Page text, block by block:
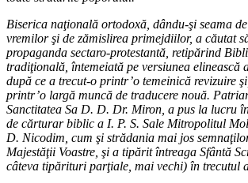
Biserica naţională ortodoxă, dându-şi seama
vremilor şi de zămislirea primejdiilor, a căutat
propaganda sectaro-protestantă, retipărind
tradiţională, întemeiată pe versiunea elinească
după ce a trecut-o printr’o temeinică revizuire
printr’o largă muncă de traducere nouă.
Sanctitatea Sa D. D. Dr. Miron, a pus la lucru
de cărturar biblic a I. P. S. Sale Mitropolitul
D. Nicodim, cum şi strădania mai jos
Majestăţii Voastre, şi a tipărit întreaga Sfântă
câteva tipărituri parţiale, mai vechi) în trecutul